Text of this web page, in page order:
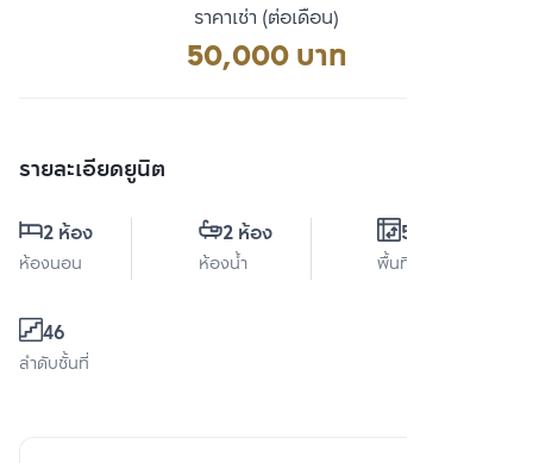
ราคาเช่า (ต่อเดือน)
50,000 บาท
รายละเอียดยูนิต
2 ห้อง
ห้องนอน
2 ห้อง
ห้องน้ำ
57 ตร.ม.
พื้นที่ใช้สอย
46
ลำดับชั้นที่